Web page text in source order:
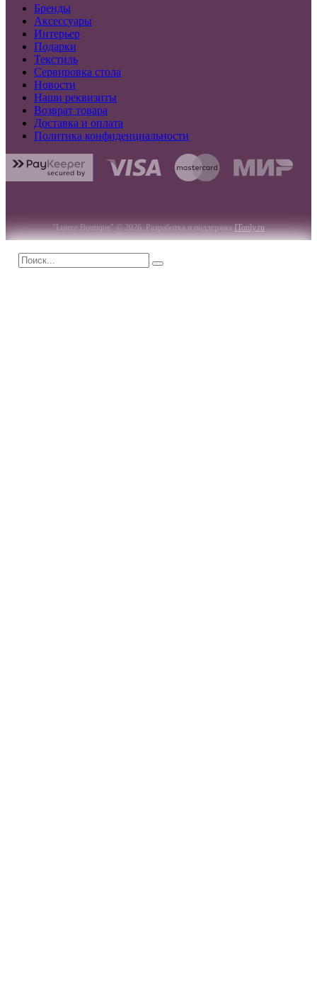
Бренды
Аксессуары
Интерьер
Подарки
Текстиль
Сервировка стола
Новости
Наши реквизиты
Возврат товара
Доставка и оплата
Политика конфиденциальности
"Lutece Boutique" © 2026. Разработка и поддержкаITonly.ru